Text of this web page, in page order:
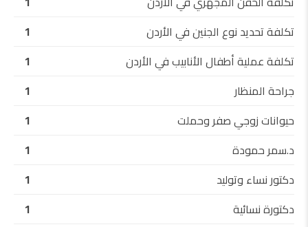
تكلفة تحديد نوع الجنين في الأردن
1
تكلفة عملية أطفال الأنابيب في الأردن
1
جراحة المنظار
1
حيوانات زوجي صفر وحملت
1
د.سمر حمودة
1
دكتور نساء وتوليد
1
دكتورة نسائية
1